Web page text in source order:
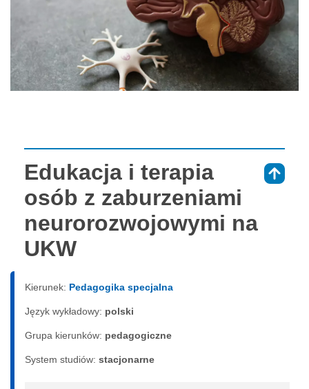
Edukacja i terapia
osób z zaburzeniami
neurorozwojowymi na
UKW
Kierunek: Pedagogika specjalna
Język wykładowy: polski
Grupa kierunków: pedagogiczne
System studiów: sta­cjo­nar­ne